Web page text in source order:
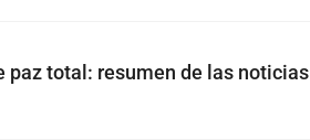
paz total: resumen de las noticias